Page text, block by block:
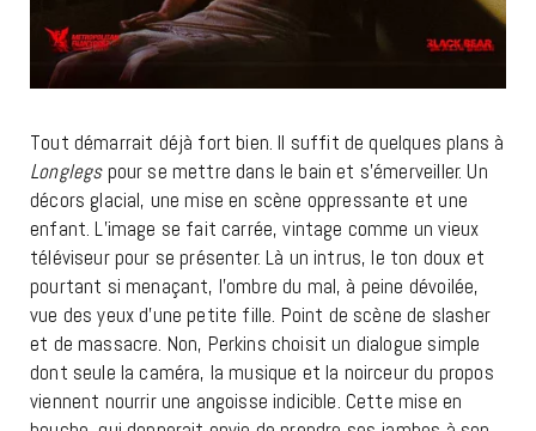
Tout démarrait déjà fort bien. Il suffit de quelques plans à
Longlegspour se mettre dans le bain et s’émerveiller. Un
décors glacial, une mise en scène oppressante et une
enfant. L’image se fait carrée, vintage comme un vieux
téléviseur pour se présenter. Là un intrus, le ton doux et
pourtant si menaçant, l’ombre du mal, à peine dévoilée,
vue des yeux d’une petite fille. Point de scène de slasher
et de massacre. Non, Perkins choisit un dialogue simple
dont seule la caméra, la musique et la noirceur du propos
viennent nourrir une angoisse indicible. Cette mise en